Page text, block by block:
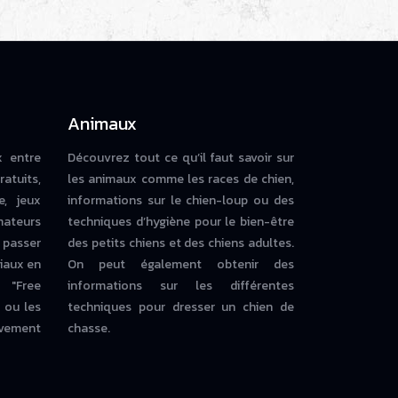
entre
jeux
en
"Free
ou les
Animaux
Découvrez tout ce qu’il faut savoir sur
les animaux comme les races de chien,
informations sur le chien-loup ou des
techniques d’hygiène pour le bien-être
des petits chiens et des chiens adultes.
On peut également obtenir des
informations sur les différentes
techniques pour dresser un chien de
chasse.